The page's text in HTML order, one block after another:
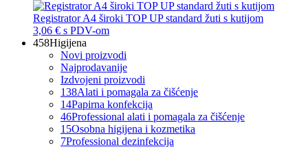
Registrator A4 široki TOP UP standard žuti s kutijom
3,06 € s PDV-om
458Higijena
Novi proizvodi
Najprodavanije
Izdvojeni proizvodi
138Alati i pomagala za čišćenje
14Papirna konfekcija
46Professional alati i pomagala za čišćenje
15Osobna higijena i kozmetika
7Professional dezinfekcija